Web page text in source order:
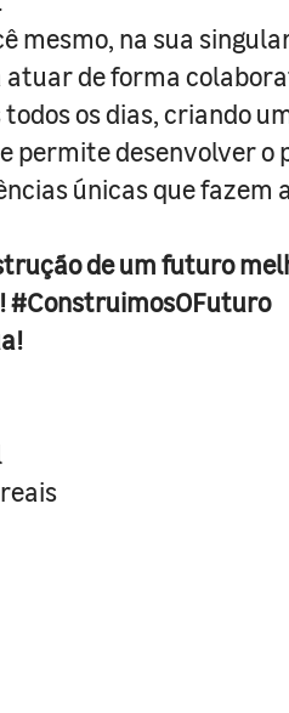
mesmo, na sua
atuar de forma
os dias, criando
permite desenvolver o
únicas que fazem
de um futuro
#ConstruimosOFuturo